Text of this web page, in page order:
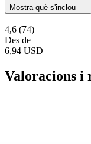
Mostra què s'inclou
4,6 (74)
Des de
6,94 USD
Valoracions i